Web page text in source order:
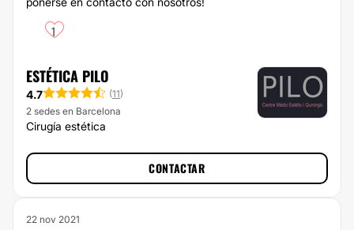
1
ESTÉTICA PILO
4.7 (11)
2 sedes en Barcelona
Cirugía estética
CONTACTAR
22 nov 2021